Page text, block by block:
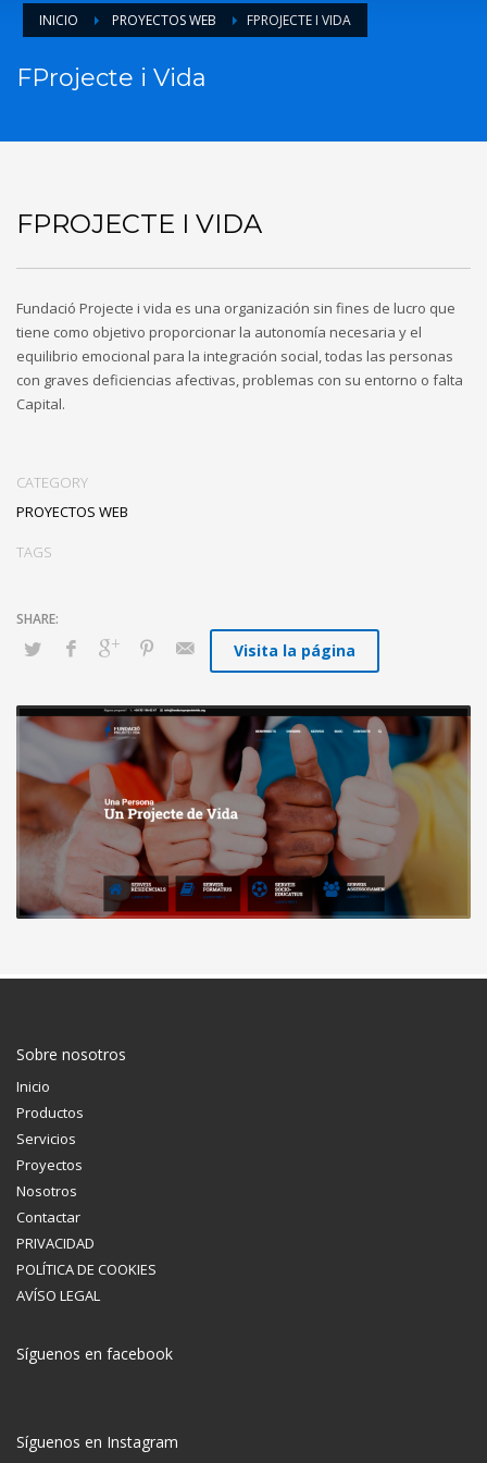
INICIO PROYECTOS WEB FPROJECTE I VIDA
FProjecte i Vida
FPROJECTE I VIDA
Fundació Projecte i vida es una organización sin fines de lucro que
tiene como objetivo proporcionar la autonomía necesaria y el
equilibrio emocional para la integración social, todas las personas
con graves deficiencias afectivas, problemas con su entorno o falta
Capital.
CATEGORY
PROYECTOS WEB
TAGS
Visita la página
Sobre nosotros
Inicio
Productos
Servicios
Proyectos
Nosotros
Contactar
PRIVACIDAD
POLÍTICA DE COOKIES
AVÍSO LEGAL
Síguenos en facebook
Síguenos en Instagram